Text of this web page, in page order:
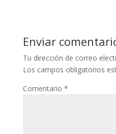
Enviar
Tu dirección de correo
Los campos obligatorios
Comentario *